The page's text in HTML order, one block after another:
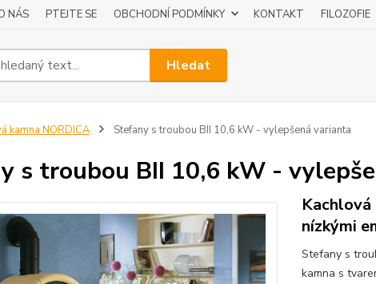
NÁS PTEJTE SE OBCHODNÍ PODMÍNKY KONTAKT FILOZOFIE
Hledat
kamna NORDICA Stefany s troubou BII 10,6 kW - vylepšená varianta
s troubou BII 10,6 kW -
Kachlová
nízkými
Stefany s
kamna s